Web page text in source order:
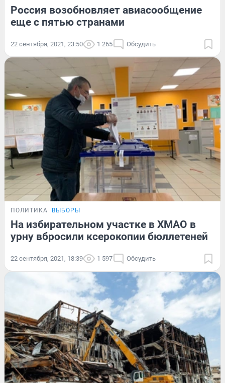
Россия возобновляет авиасообщение
еще с пятью странами
22 сентября, 2021, 23:50 1 265 Обсудить
ПОЛИТИКА ВЫБОРЫ
На избирательном участке в ХМАО в
урну вбросили ксерокопии бюллетеней
22 сентября, 2021, 18:39 1 597 Обсудить